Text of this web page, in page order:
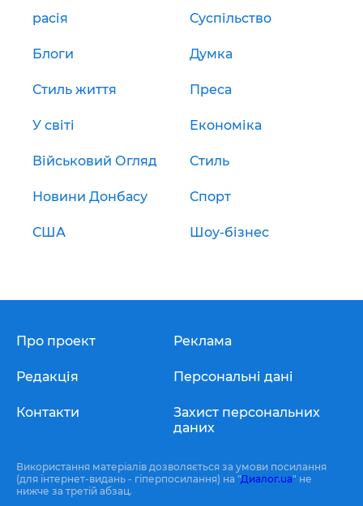
расія Суспільство
Блоги Думка
Стиль життя Преса
У світі Економіка
Військовий Огляд Стиль
Новини Донбасу Спорт
США Шоу-бізнес
Про проект
Редакція
Контакти
Реклама
Персональні дані
Захист персональних
даних
Використання матеріалів дозволяється за умови посилання
(для інтернет-видань - гіперпосилання) на "Диалог.ua" не
нижче за третій абзац.